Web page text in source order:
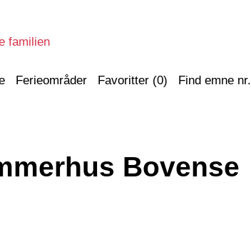
familien
Ferieområder Favoritter (0) Find emne nr.
Bovense